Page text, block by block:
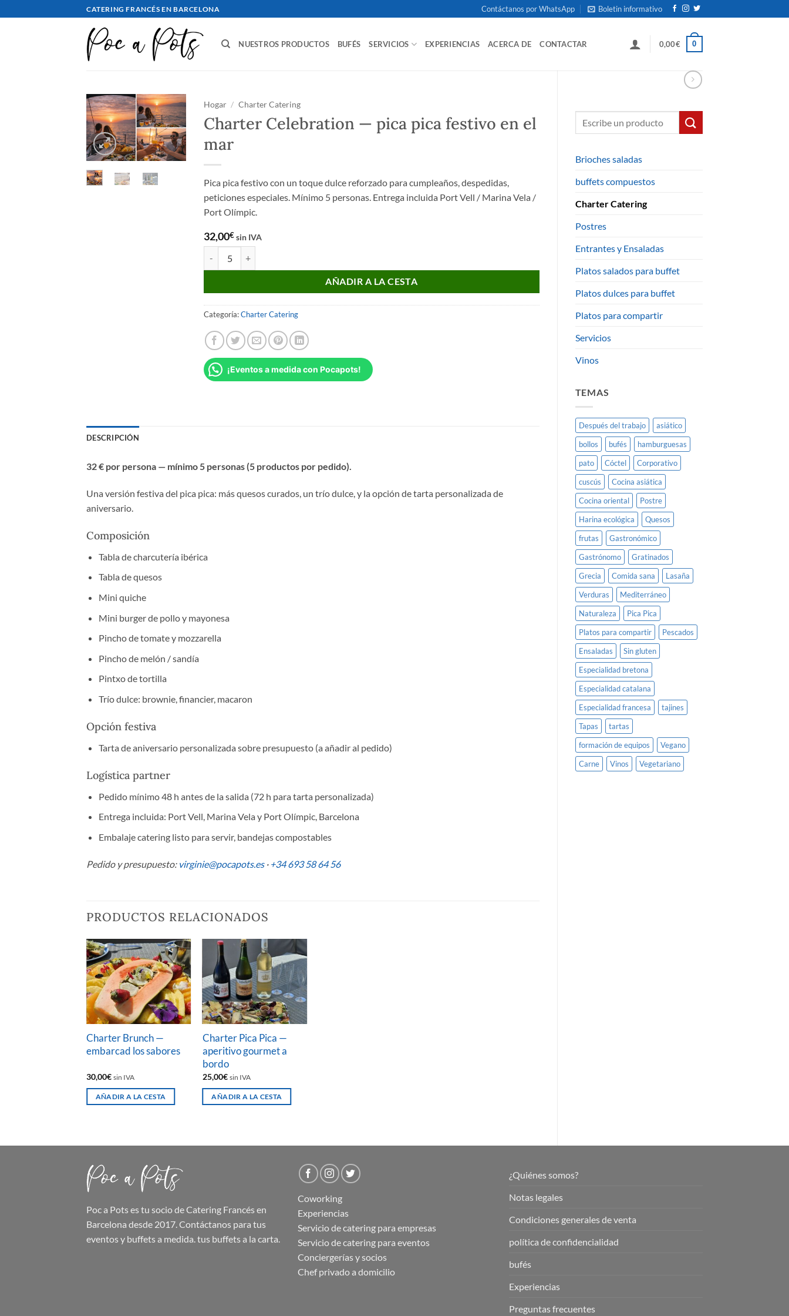
al
CATERING FRANCÉS EN BARCELONA Contáctanos por WhatsApp Boletin informativo
NUESTROS PRODUCTOS BUFÉS SERVICIOS EXPERIENCIAS ACERCA DE CONTACTAR 0,00€ 0
Buscar:
Brioches saladas
buffets compuestos
Charter Catering
Postres
Entrantes y Ensaladas
Platos salados para buffet
Platos dulces para buffet
Platos para compartir
Servicios
Vinos
TEMAS
Después del trabajo
asiático
bollos
bufés
hamburguesas
pato
Cóctel
Corporativo
cuscús
Cocina asiática
Cocina oriental
Postre
Harina ecológica
Quesos
frutas
Gastronómico
Gastrónomo
Gratinados
Grecia
Comida sana
Lasaña
Verduras
Mediterráneo
Naturaleza
Pica Pica
Platos para compartir
Pescados
Ensaladas
Sin gluten
Especialidad bretona
Especialidad catalana
Especialidad francesa
tajines
Tapas
tartas
formación de equipos
Vegano
Carne
Vinos Vegetariano
Hogar / Charter Catering
Charter Celebration — pica pica festivo en el
mar
Pica pica festivo con un toque dulce reforzado para cumpleaños, despedidas,
peticiones especiales. Mínimo 5 personas. Entrega incluida Port Vell / Marina Vela /
Port Olímpic.
32,00€ sin IVA
AÑADIR A LA CESTA
Categoría:Charter Catering
¡Eventos a medida con Pocapots!
DESCRIPCIÓN
32 € por persona — mínimo 5 personas (5 productos por pedido).
Una versión festiva del pica pica: más quesos curados, un trío dulce, y la opción de tarta personalizada de
aniversario.
Composición
Tabla de charcutería ibérica
Tabla de quesos
Mini quiche
Mini burger de pollo y mayonesa
Pincho de tomate y mozzarella
Pincho de melón / sandía
Pintxo de tortilla
Trío dulce: brownie, financier, macaron
Opción festiva
Tarta de aniversario personalizada sobre presupuesto (a añadir al pedido)
Logística partner
Pedido mínimo 48 h antes de la salida (72 h para tarta personalizada)
Entrega incluida: Port Vell, Marina Vela y Port Olímpic, Barcelona
Embalaje catering listo para servir, bandejas compostables
Pedido y presupuesto: virginie@pocapots.es· +34 693 58 64 56
PRODUCTOS RELACIONADOS
Charter Brunch —
embarcad los sabores
30,00€ sin IVA
AÑADIR A LA CESTA
Charter Pica Pica —
aperitivo gourmet a
bordo
25,00€ sin IVA
AÑADIR A LA CESTA
Poc a Potses tu socio de Catering Francés en
Barcelona desde 2017. Contáctanos para tus
eventos y buffets a medida.tus buffetsa la carta.
Coworking
Experiencias
Servicio de catering para empresas
Servicio de catering para eventos
Conciergerías y socios
Chef privado a domicilio
¿Quiénes somos?
Notas legales
Condiciones generales de venta
política de confidencialidad
bufés
Experiencias
Preguntas frecuentes